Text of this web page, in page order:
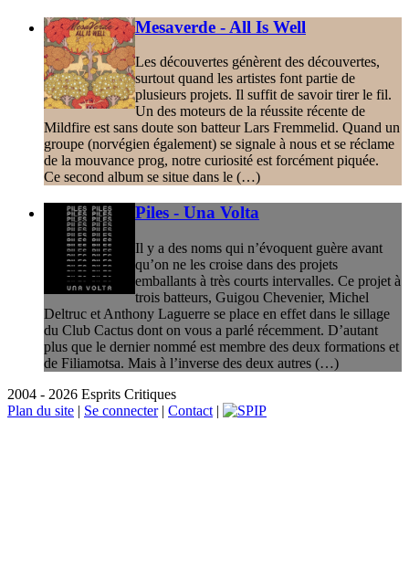
Mesaverde - All Is Well
Les découvertes génèrent des découvertes,
surtout quand les artistes font partie de
plusieurs projets. Il suffit de savoir tirer le fil.
Un des moteurs de la réussite récente de
Mildfire est sans doute son batteur Lars Fremmelid. Quand un
groupe (norvégien également) se signale à nous et se réclame
de la mouvance prog, notre curiosité est forcément piquée.
Ce second album se situe dans le (…)
Piles - Una Volta
Il y a des noms qui n’évoquent guère avant
qu’on ne les croise dans des projets
emballants à très courts intervalles. Ce projet à
trois batteurs, Guigou Chevenier, Michel
Deltruc et Anthony Laguerre se place en effet dans le sillage
du Club Cactus dont on vous a parlé récemment. D’autant
plus que le dernier nommé est membre des deux formations et
de Filiamotsa. Mais à l’inverse des deux autres (…)
2004 - 2026 Esprits Critiques
Plan du site | Se connecter| Contact |